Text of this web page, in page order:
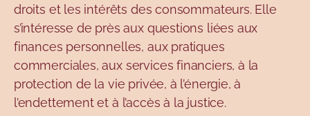
droits et les intérêts des consommateurs. Elle
s’intéresse de près aux questions liées aux
finances personnelles, aux pratiques
commerciales, aux services financiers, à la
protection de la vie privée, à l’énergie, à
l’endettement et à l’accès à la justice.